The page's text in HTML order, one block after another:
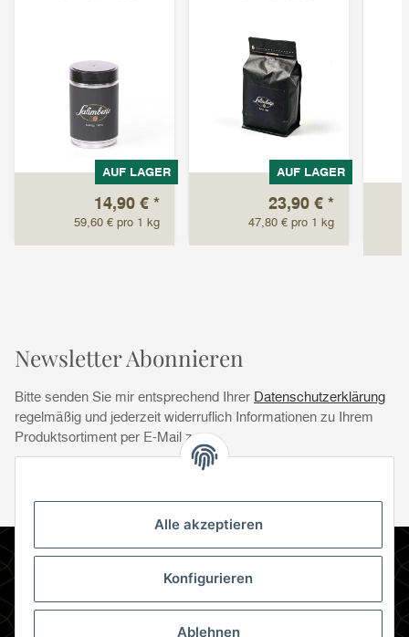
Alle akzeptieren
Konfigurieren
Ablehnen
AUF LAGER
14,90 € *
59,60 € pro 1 kg
AUF LAGER
23,90 € *
47,80 € pro 1 kg
Newsletter Abonnieren
Bitte senden Sie mir entsprechend Ihrer Datenschutzerklärung
regelmäßig und jederzeit widerruflich Informationen zu Ihrem
Produktsortiment per E-Mail zu.
Newsletter Abonnieren
Gesetzliche Informationen